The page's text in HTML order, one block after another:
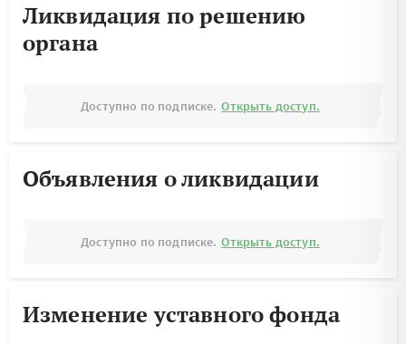
Ликвидация по решению
органа
Доступно по подписке. Открыть доступ.
Объявления о ликвидации
Доступно по подписке. Открыть доступ.
Изменение уставного фонда